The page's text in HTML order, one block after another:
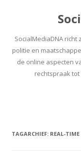
SocialMediaDNA
politie en
de online aspecten
rechtspraak
TAGARCHIEF: REAL-TIME